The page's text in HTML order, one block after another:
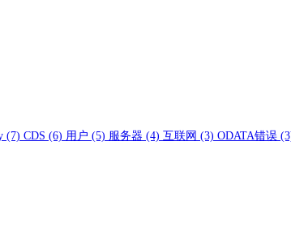
(7) CDS (6) 用户 (5) 服务器 (4) 互联网 (3) ODATA错误